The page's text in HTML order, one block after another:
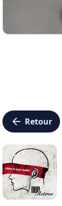
arrow_left Retour